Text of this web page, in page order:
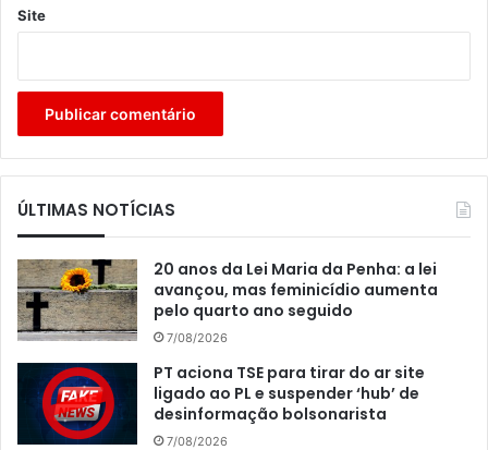
Site
ÚLTIMAS NOTÍCIAS
20 anos da Lei Maria da Penha: a lei
avançou, mas feminicídio aumenta
pelo quarto ano seguido
7/08/2026
PT aciona TSE para tirar do ar site
ligado ao PL e suspender ‘hub’ de
desinformação bolsonarista
7/08/2026